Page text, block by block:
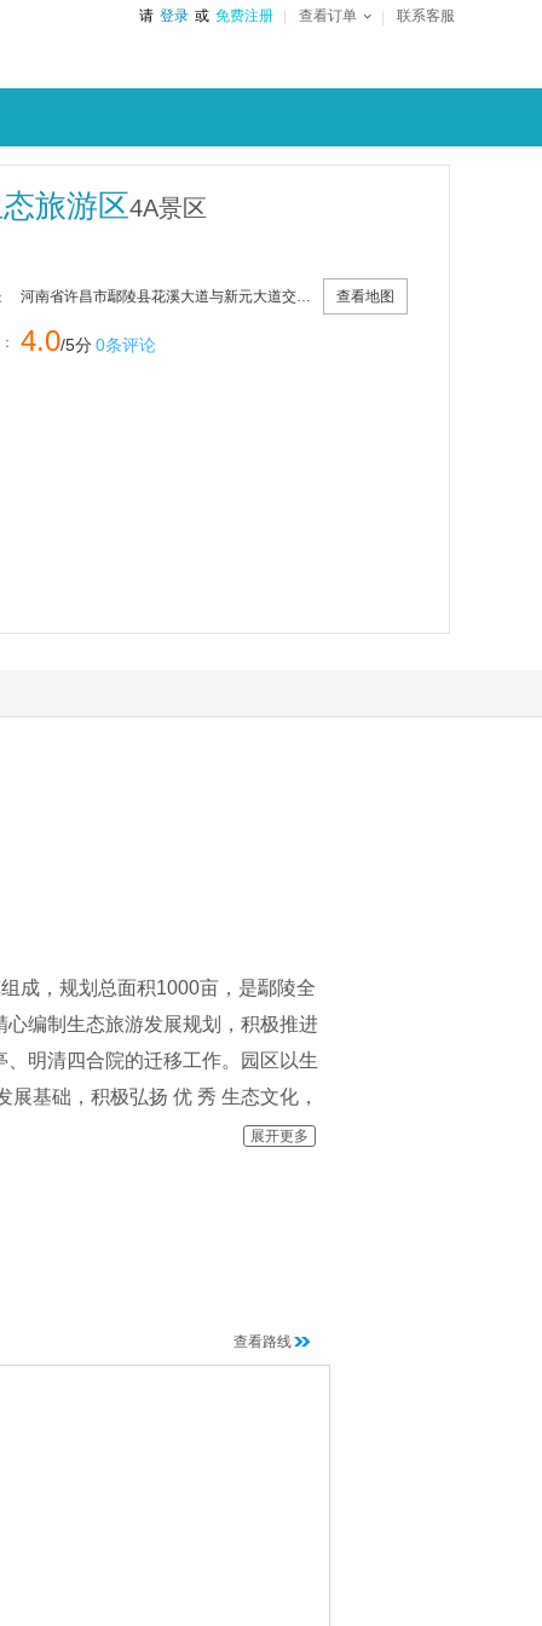
请 登录 或 免费注册 查看订单 联系客服
旅游区4A景区
河南省许昌市鄢陵县花溪大道与新元大道交叉口北100米 查看地图
4.0/5分0条评论
成，规划总面积1000亩，是鄢陵全
编制生态旅游发展规划，积极推进
明清四合院的迁移工作。园区以生
展基础，积极弘扬 优 秀 生态文化，
造集健康、养生、养老、休闲、旅
展开更多
查看路线